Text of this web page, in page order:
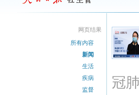
网页结果
所有内容
新闻
生活
疾病
监督
冠